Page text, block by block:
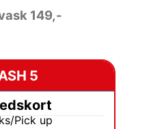
149,-
5
Pick up